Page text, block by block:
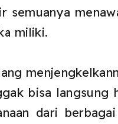
semuanya
miliki.
bisa langsung
dari